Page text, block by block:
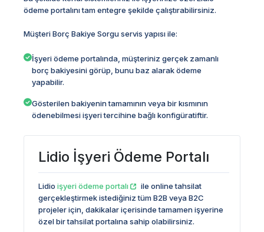
ödeme portalını tam entegre şekilde çalıştırabilirsiniz.
Müşteri Borç Bakiye Sorgu servis yapısı ile:
İşyeri ödeme portalında, müşteriniz gerçek zamanlı
borç bakiyesini görüp, bunu baz alarak ödeme
yapabilir.
Gösterilen bakiyenin tamamının veya bir kısmının
ödenebilmesi işyeri tercihine bağlı konfigüratiftir.
Lidio İşyeri Ödeme Portalı
Lidio işyeri ödeme portalı
ile online tahsilat
gerçekleştirmek istediğiniz tüm B2B veya B2C
projeler için, dakikalar içerisinde tamamen işyerine
özel bir tahsilat portalına sahip olabilirsiniz.